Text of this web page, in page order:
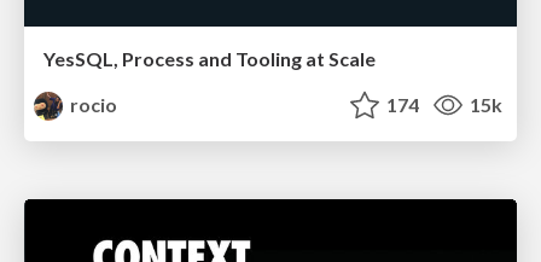
YesSQL, Process and Tooling at Scale
rocio
174 15k